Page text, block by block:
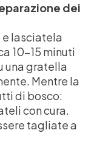
dei
e lasciatela
10-15 minuti
una gratella
Mentre la
di bosco:
con cura.
tagliate a